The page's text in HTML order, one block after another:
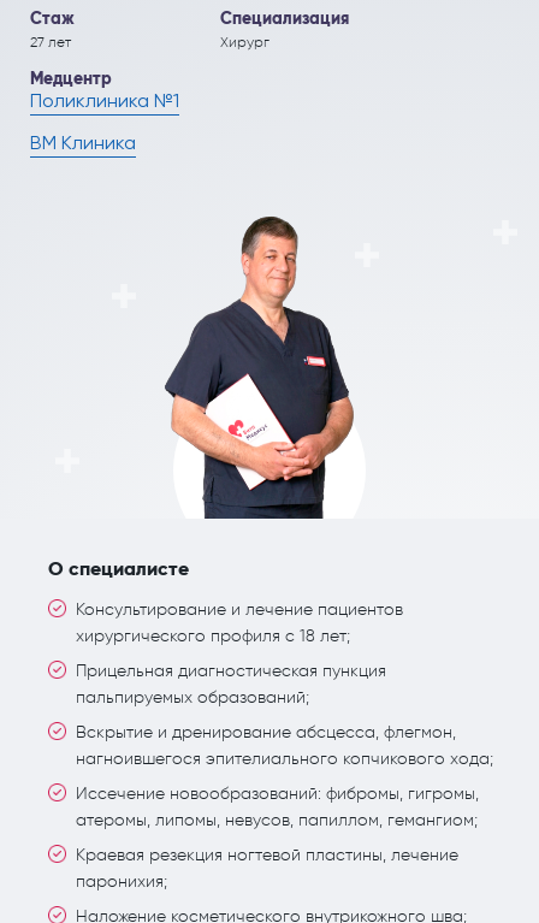
Кардиология
Кинезитерапия (ЛФК)
Колопроктология
Мануальная терапия
Нефрология
Онкология
Остеопат и кинезиолог
Рефлекторная терапия (рефлексотерапия)
Терапия
Травматология и ортопедия
Физиотерапия
Хирургия
Эндокринология
ПОЛЕЗНЫЕ СТАТЬИ
Стаж
27 лет
Специализация
Хирург
Медцентр
Поликлиника №1
ВМ Клиника
О специалисте
Консультирование и лечение пациентов
хирургического профиля с 18 лет;
Прицельная диагностическая пункция
пальпируемых образований;
Вскрытие и дренирование абсцесса, флегмон,
нагноившегося эпителиального копчикового хода;
Иссечение новообразований: фибромы, гигромы,
атеромы, липомы, невусов, папиллом, гемангиом;
Краевая резекция ногтевой пластины, лечение
паронихия;
Наложение косметического внутрикожного шва;